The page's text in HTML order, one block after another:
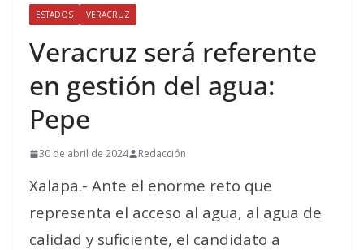
ESTADOS VERACRUZ
Veracruz será referente
en gestión del agua:
Pepe
30 de abril de 2024 Redacción
Xalapa.- Ante el enorme reto que
representa el acceso al agua, al agua de
calidad y suficiente, el candidato a